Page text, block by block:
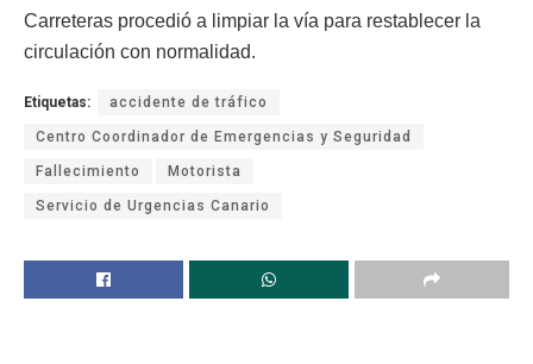
Carreteras procedió a limpiar la vía para restablecer la
circulación con normalidad.
Etiquetas: accidente de tráfico
Centro Coordinador de Emergencias y Seguridad
Fallecimiento Motorista
Servicio de Urgencias Canario